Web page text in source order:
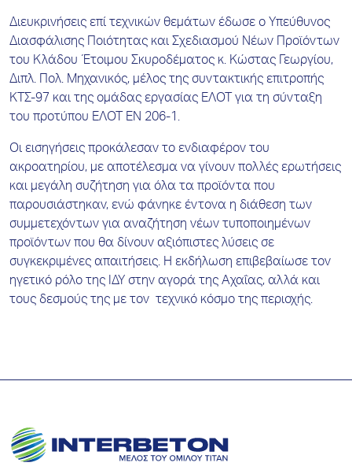
Διευκρινήσεις επί τεχνικών θεμάτων έδωσε ο Υπεύθυνος
Διασφάλισης Ποιότητας και Σχεδιασμού Νέων Προϊόντων
του Κλάδου Έτοιμου Σκυροδέματος κ. Κώστας Γεωργίου,
Διπλ. Πολ. Μηχανικός, μέλος της συντακτικής επιτροπής
ΚΤΣ-97 και της ομάδας εργασίας ΕΛΟΤ για τη σύνταξη
του προτύπου ΕΛΟΤ ΕΝ 206-1.
Οι εισηγήσεις προκάλεσαν το ενδιαφέρον του
ακροατηρίου, με αποτέλεσμα να γίνουν πολλές ερωτήσεις
και μεγάλη συζήτηση για όλα τα προϊόντα που
παρουσιάστηκαν, ενώ φάνηκε έντονα η διάθεση των
συμμετεχόντων για αναζήτηση νέων τυποποιημένων
προϊόντων που θα δίνουν αξιόπιστες λύσεις σε
συγκεκριμένες απαιτήσεις. Η εκδήλωση επιβεβαίωσε τον
ηγετικό ρόλο της ΙΔΥ στην αγορά της Αχαΐας, αλλά και
τους δεσμούς της με τον τεχνικό κόσμο της περιοχής.